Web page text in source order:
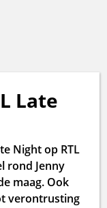
Late
Night op RTL
rond Jenny
maag. Ook
verontrusting